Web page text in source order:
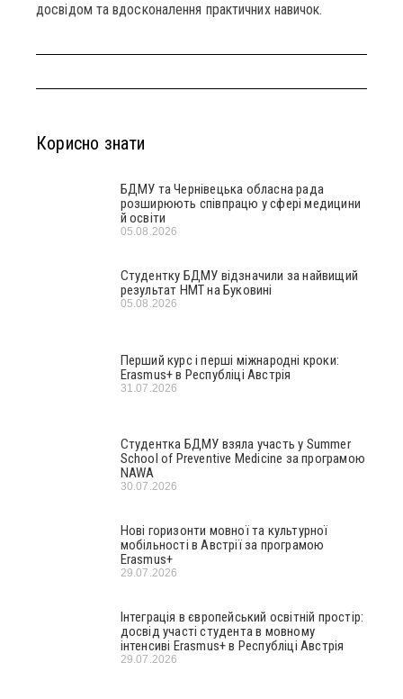
досвідом та вдосконалення практичних навичок.
Корисно знати
БДМУ та Чернівецька обласна рада
розширюють співпрацю у сфері медицини
й освіти
05.08.2026
Студентку БДМУ відзначили за найвищий
результат НМТ на Буковині
05.08.2026
Перший курс і перші міжнародні кроки:
Erasmus+ в Республіці Австрія
31.07.2026
Студентка БДМУ взяла участь у Summer
School of Preventive Medicine за програмою
NAWA
30.07.2026
Нові горизонти мовної та культурної
мобільності в Австрії за програмою
Erasmus+
29.07.2026
Інтеграція в європейський освітній простір:
досвід участі студента в мовному
інтенсиві Erasmus+ в Республіці Австрія
29.07.2026